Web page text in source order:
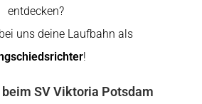
entdecken?
uns deine Laufbahn als
!
SV Viktoria Potsdam